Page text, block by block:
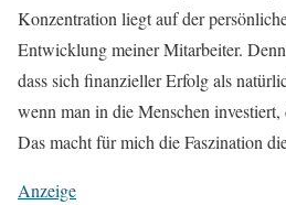
Konzentration liegt auf der
Entwicklung meiner Mitarbeiter.
dass sich finanzieller Erfolg als
wenn man in die Menschen investiert,
Das macht für mich die Faszination
Anzeige